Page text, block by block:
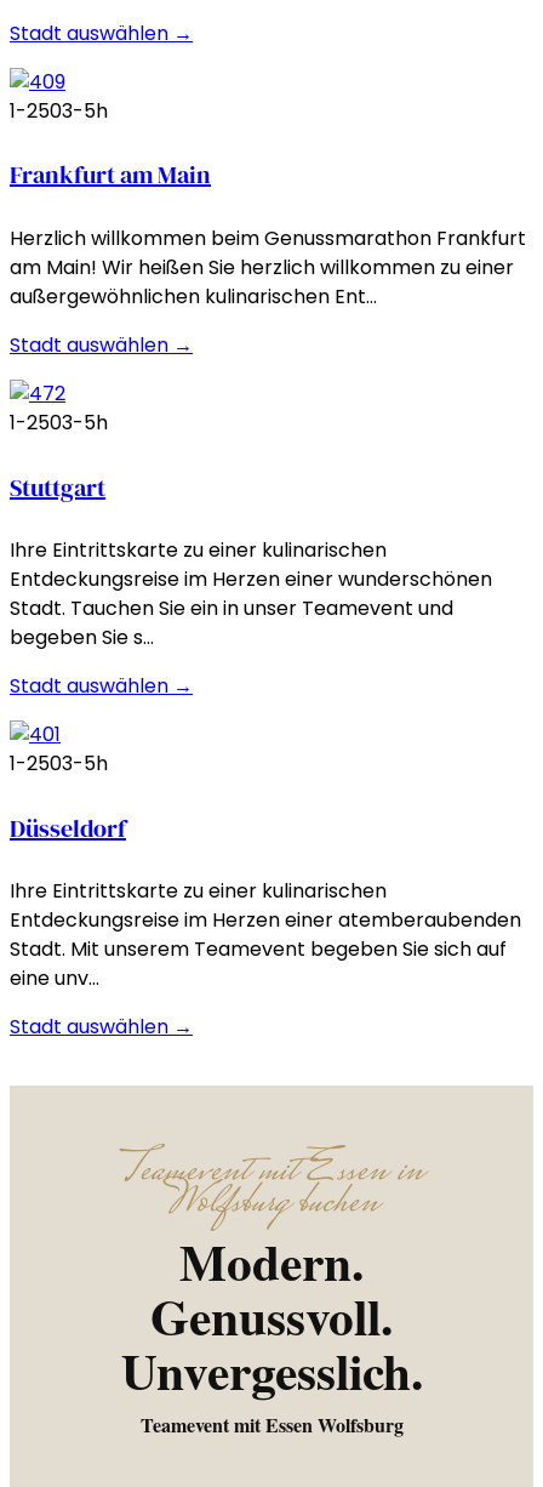
Stadt auswählen →
1-2503-5h
Frankfurt am Main
Herzlich willkommen beim Genussmarathon Frankfurt
am Main! Wir heißen Sie herzlich willkommen zu einer
außergewöhnlichen kulinarischen Ent…
Stadt auswählen →
1-2503-5h
Stuttgart
Ihre Eintrittskarte zu einer kulinarischen
Entdeckungsreise im Herzen einer wunderschönen
Stadt. Tauchen Sie ein in unser Teamevent und
begeben Sie s…
Stadt auswählen →
1-2503-5h
Düsseldorf
Ihre Eintrittskarte zu einer kulinarischen
Entdeckungsreise im Herzen einer atemberaubenden
Stadt. Mit unserem Teamevent begeben Sie sich auf
eine unv…
Stadt auswählen →
Teamevent mit Essen in
Wolfsburg buchen
Modern.
Genussvoll.
Unvergesslich.
Teamevent mit Essen Wolfsburg